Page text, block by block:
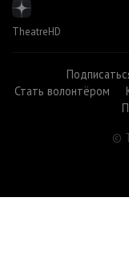
TheatreHD
Стать волонтёром
©